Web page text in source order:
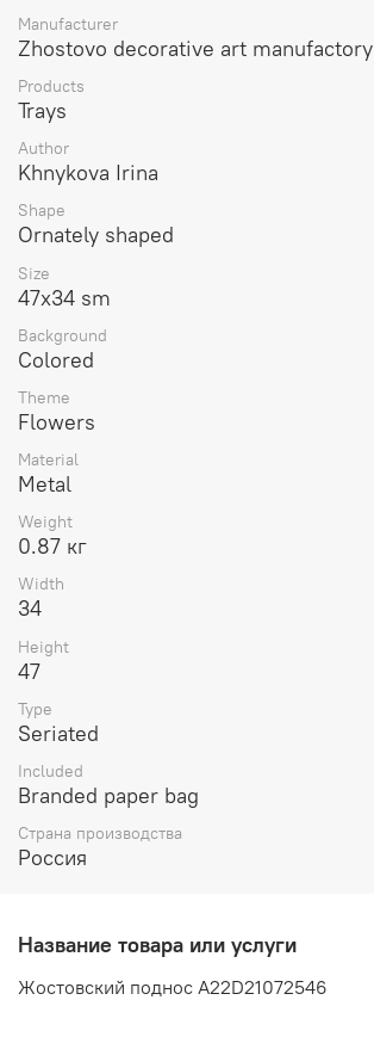
Manufacturer
Zhostovo decorative art manufactory
Products
Trays
Author
Khnykova Irina
Shape
Ornately shaped
Size
47х34 sm
Background
Сolored
Theme
Flowers
Material
Metal
Weight
0.87 кг
Width
34
Height
47
Type
Seriated
Included
Branded paper bag
Страна производства
Россия
Название товара или услуги
Жостовский поднос A22D21072546